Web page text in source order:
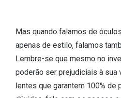
Mas quando falamos de
apenas de estilo, falamos
Lembre-se que mesmo no
poderão ser prejudiciais à sua
lentes que garantem 100% de